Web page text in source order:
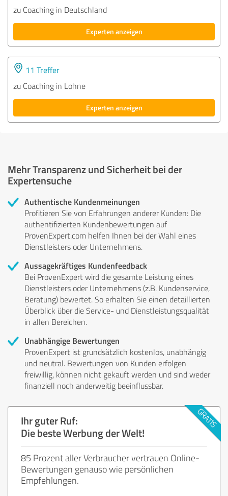
zu Coaching in Deutschland
Experten anzeigen
11 Treffer
zu Coaching in Lohne
Experten anzeigen
Mehr Transparenz und Sicherheit bei der
Expertensuche
Authentische Kundenmeinungen
Profitieren Sie von Erfahrungen anderer Kunden: Die
authentifizierten Kundenbewertungen auf
ProvenExpert.com helfen Ihnen bei der Wahl eines
Dienstleisters oder Unternehmens.
Aussagekräftiges Kundenfeedback
Bei ProvenExpert wird die gesamte Leistung eines
Dienstleisters oder Unternehmens (z.B. Kundenservice,
Beratung) bewertet. So erhalten Sie einen detaillierten
Überblick über die Service- und Dienstleistungsqualität
in allen Bereichen.
Unabhängige Bewertungen
ProvenExpert ist grundsätzlich kostenlos, unabhängig
und neutral. Bewertungen von Kunden erfolgen
freiwillig, können nicht gekauft werden und sind weder
finanziell noch anderweitig beeinflussbar.
Ihr guter Ruf:
Die beste Werbung der Welt!
85 Prozent aller Verbraucher vertrauen Online-
Bewertungen genauso wie persönlichen
Empfehlungen.